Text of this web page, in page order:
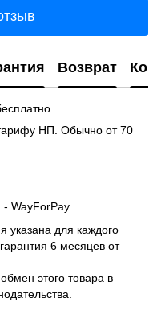
Возврат
НП. Обычно от 70
- WayForPay
указана для каждого
6 месяцев от
этого товара в